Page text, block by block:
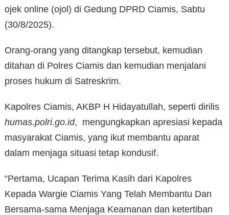
ojek online (ojol) di Gedung DPRD Ciamis, Sabtu
(30/8/2025).
Orang-orang yang ditangkap tersebut, kemudian
ditahan di Polres Ciamis dan kemudian menjalani
proses hukum di Satreskrim.
Kapolres Ciamis, AKBP H Hidayatullah, seperti dirilis
humas.polri.go.id, mengungkapkan apresiasi kepada
masyarakat Ciamis, yang ikut membantu aparat
dalam menjaga situasi tetap kondusif.
“Pertama, Ucapan Terima Kasih dari Kapolres
Kepada Wargie Ciamis Yang Telah Membantu Dan
Bersama-sama Menjaga Keamanan dan ketertiban